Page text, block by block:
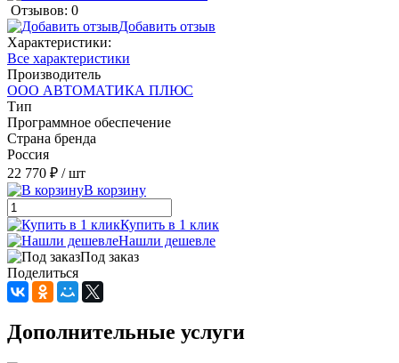
Отзывов: 0
Добавить отзыв
Характеристики:
Все характеристики
Производитель
ООО АВТОМАТИКА ПЛЮС
Тип
Программное обеспечение
Страна бренда
Россия
22 770 ₽ / шт
В корзину
Купить в 1 клик
Нашли дешевле
Под заказ
Поделиться
Дополнительные услуги